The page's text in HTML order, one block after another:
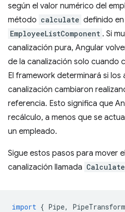
según el valor numérico del
método calculate definido en
EmployeeListComponent . Si
canalización pura, Angular
de la canalización solo cuando
El framework determinará si los
canalización cambiaron
referencia. Esto significa que
recálculo, a menos que se
un empleado.
Sigue estos pasos para mover
canalización llamada
import { Pipe, PipeTransform